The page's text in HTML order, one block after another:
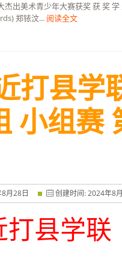
杰出美术青少年大赛获奖 获 奖
郑铱汶... 阅读全文
打县学
小组赛
8月28日 创建时间:2024年8
打县学联